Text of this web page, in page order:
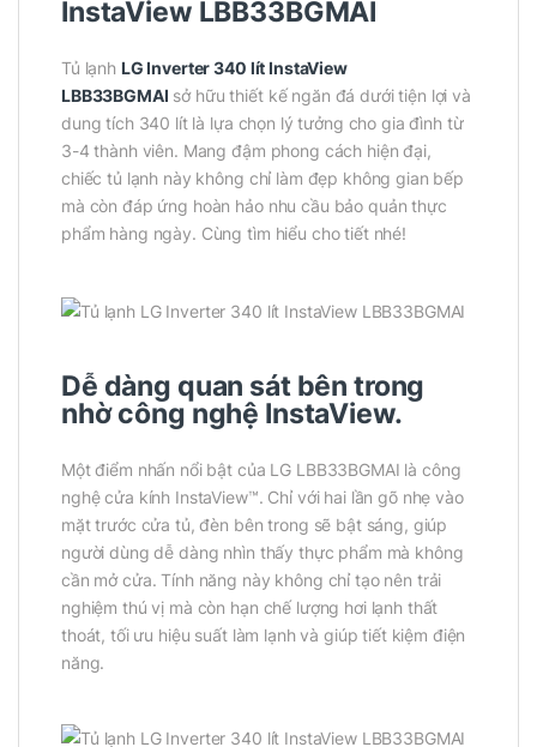
InstaView LBB33BGMAI
Tủ lạnh LG Inverter 340 lít InstaView
LBB33BGMAI sở hữu thiết kế ngăn đá dưới tiện lợi và
dung tích 340 lít là lựa chọn lý tưởng cho gia đình từ
3-4 thành viên. Mang đậm phong cách hiện đại,
chiếc tủ lạnh này không chỉ làm đẹp không gian bếp
mà còn đáp ứng hoàn hảo nhu cầu bảo quản thực
phẩm hàng ngày. Cùng tìm hiểu cho tiết nhé!
Dễ dàng quan sát bên trong
nhờ công nghệ InstaView.
Một điểm nhấn nổi bật của LG LBB33BGMAI là công
nghệ cửa kính InstaView™. Chỉ với hai lần gõ nhẹ vào
mặt trước cửa tủ, đèn bên trong sẽ bật sáng, giúp
người dùng dễ dàng nhìn thấy thực phẩm mà không
cần mở cửa. Tính năng này không chỉ tạo nên trải
nghiệm thú vị mà còn hạn chế lượng hơi lạnh thất
thoát, tối ưu hiệu suất làm lạnh và giúp tiết kiệm điện
năng.